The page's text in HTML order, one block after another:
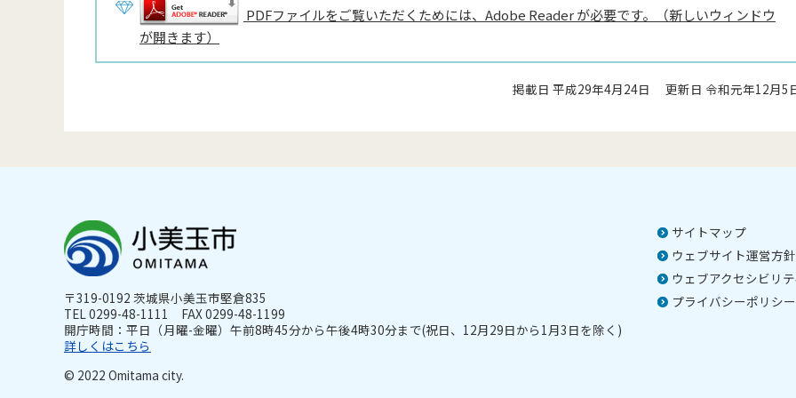
PDFファイルをご覧いただくためには、Adobe Reader が必要です。（新しいウィンドウ
が開きます）
掲載日 平成29年4月24日 更新日 令和元年12月5
サイトマップ
ウェブサイト運営方針
ウェブアクセシビリ
プライバシーポリシー
〒319-0192 茨城県小美玉市堅倉835
TEL 0299-48-1111 FAX 0299-48-1199
開庁時間：平日（月曜-金曜）午前8時45分から午後4時30分まで(祝日、12月29日から1月3日を除く)
詳しくはこちら
© 2022 Omitama city.